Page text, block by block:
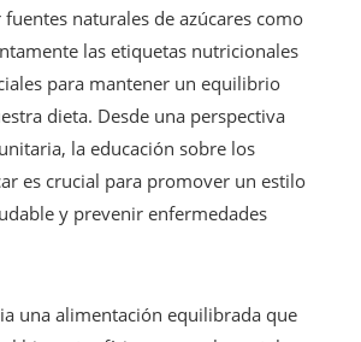
naturales de azúcares como
las etiquetas nutricionales
para mantener un equilibrio
dieta. Desde una perspectiva
la educación sobre los
es crucial para promover un estilo
y prevenir enfermedades
una alimentación equilibrada que